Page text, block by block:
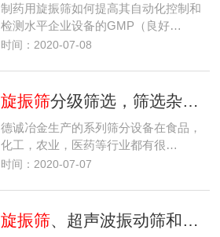
制药用旋振筛如何提高其自动化控制和
检测水平企业设备的GMP（良好…
时间：2020-07-08
旋振筛分级筛选，筛选杂质和固液分离的效果均有较好效果
德诚冶金生产的系列筛分设备在食品，
化工，农业，医药等行业都有很…
时间：2020-07-07
旋振筛、超声波振动筛和气流筛分机在碳黑筛分应用区别？